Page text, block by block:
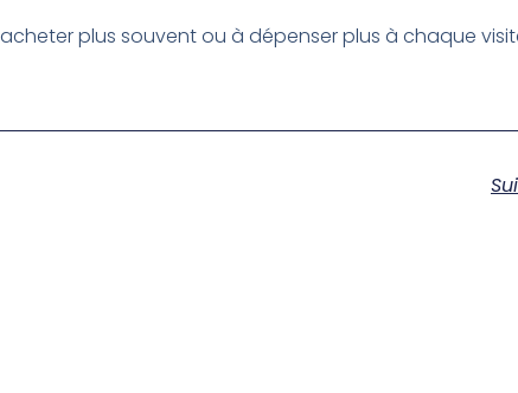
plus souvent ou à dépenser plus à chaque